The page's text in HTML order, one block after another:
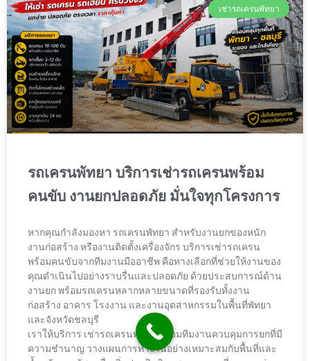
เช่ารถเครนพัทยา
รถเครนพัทยา บริการเช่ารถเครนพร้อม
คนขับ งานยกปลอดภัย มั่นใจทุกโครงการ
หากคุณกำลังมองหา รถเครนพัทยา สำหรับงานยกของหนัก
งานก่อสร้าง หรืองานติดตั้งเครื่องจักร บริการเช่ารถเครน
พร้อมคนขับจากทีมงานมืออาชีพ คือทางเลือกที่ช่วยให้งานของ
คุณดำเนินไปอย่างราบรื่นและปลอดภัย ด้วยประสบการณ์ด้าน
งานยก พร้อมรถเครนหลากหลายขนาดที่รองรับทั้งงาน
ก่อสร้าง อาคาร โรงงาน และงานอุตสาหกรรมในพื้นที่พัทยา
และจังหวัดชลบุรี
เราให้บริการ เช่ารถเครนพัทยา พร้อมทีมงานควบคุมการยกที่มี
ความชำนาญ วางแผนการทำงานอย่างเหมาะสมกับพื้นที่และ